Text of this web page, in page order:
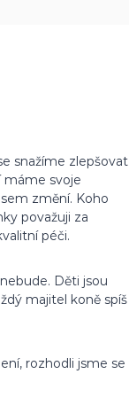
snažíme zlepšovat
máme svoje
změní. Koho
považuji za
péči.
Děti jsou
majitel koně spíš
rozhodli jsme se